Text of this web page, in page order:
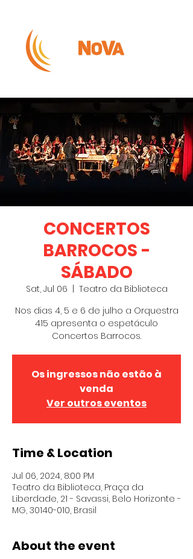
CONCERTOS
BARROCOS -
SÁBADO
Sat, Jul 06
Teatro da Biblioteca
Nos dias 4, 5 e 6 de julho a Orquestra
415 apresenta o espetáculo
Concertos Barrocos.
Os ingressos não estão à
venda
Ver outros eventos
Time & Location
Jul 06, 2024, 8:00 PM
Teatro da Biblioteca, Praça da
Liberdade, 21 - Savassi, Belo Horizonte -
MG, 30140-010, Brasil
About the event